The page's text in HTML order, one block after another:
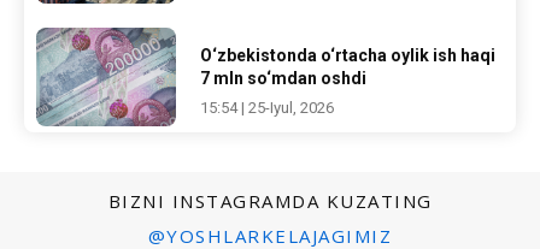
O‘zbekistonda o‘rtacha oylik ish haqi
7 mln so‘mdan oshdi
15:54 | 25-Iyul, 2026
BIZNI INSTAGRAMDA KUZATING
@YOSHLARKELAJAGIMIZ